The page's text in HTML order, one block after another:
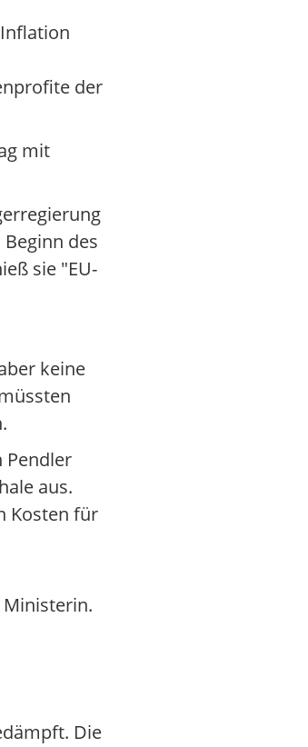
der
mit
des
sie "EU-
keine
Pendler
aus.
Kosten für
Die